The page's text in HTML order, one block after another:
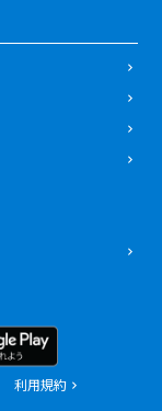
利用規約